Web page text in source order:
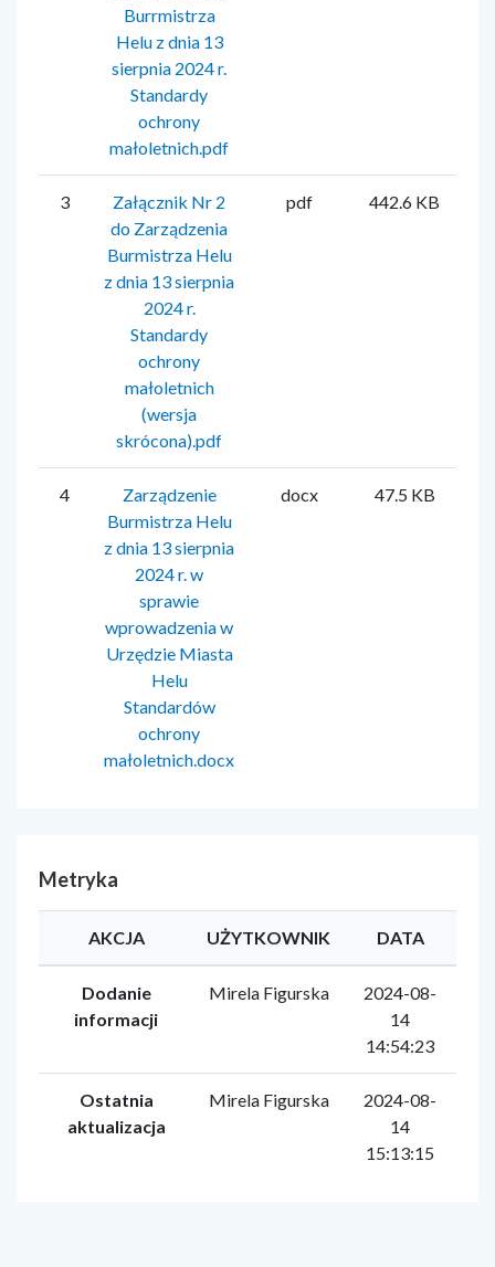
Burrmistrza
Helu z dnia 13
sierpnia 2024 r.
Standardy
ochrony
małoletnich.pdf
3
Załącznik Nr 2
do Zarządzenia
Burmistrza Helu
z dnia 13 sierpnia
2024 r.
Standardy
ochrony
małoletnich
(wersja
skrócona).pdf
pdf 442.6 KB
4
Zarządzenie
Burmistrza Helu
z dnia 13 sierpnia
2024 r. w
sprawie
wprowadzenia w
Urzędzie Miasta
Helu
Standardów
ochrony
małoletnich.docx
docx 47.5 KB
Metryka
AKCJA UŻYTKOWNIK DATA
Dodanie
informacji
Mirela Figurska
2024-08-
14
14:54:23
Ostatnia
aktualizacja
Mirela Figurska
2024-08-
14
15:13:15